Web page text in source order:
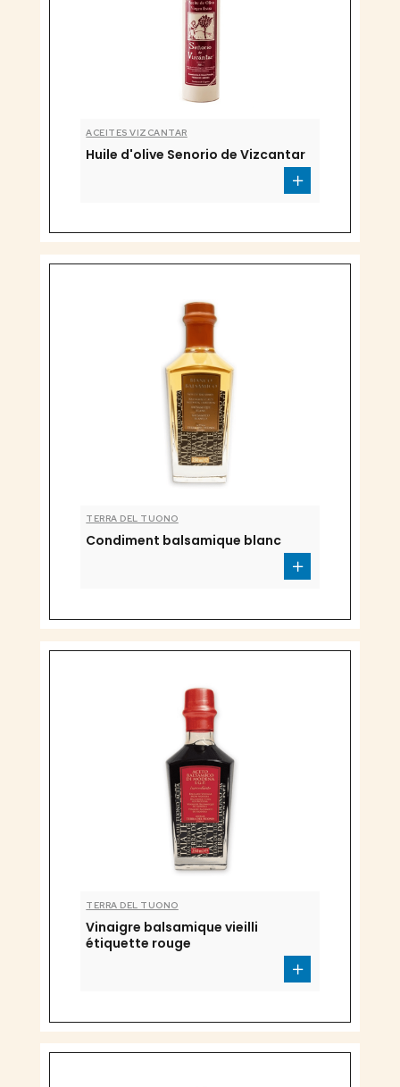
ACEITES VIZCANTAR
Huile d'olive Senorio de Vizcantar
TERRA DEL TUONO
Condiment balsamique blanc
TERRA DEL TUONO
Vinaigre balsamique vieilli
étiquette rouge